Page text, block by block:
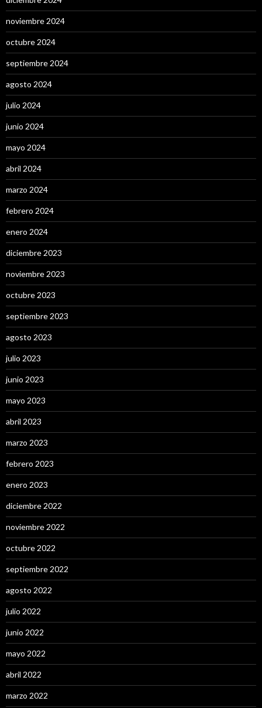
noviembre 2024
octubre 2024
septiembre 2024
agosto 2024
julio 2024
junio 2024
mayo 2024
abril 2024
marzo 2024
febrero 2024
enero 2024
diciembre 2023
noviembre 2023
octubre 2023
septiembre 2023
agosto 2023
julio 2023
junio 2023
mayo 2023
abril 2023
marzo 2023
febrero 2023
enero 2023
diciembre 2022
noviembre 2022
octubre 2022
septiembre 2022
agosto 2022
julio 2022
junio 2022
mayo 2022
abril 2022
marzo 2022